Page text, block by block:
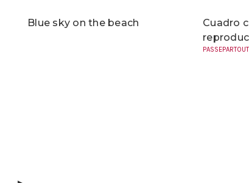
Blue sky on the beach
Cuadro